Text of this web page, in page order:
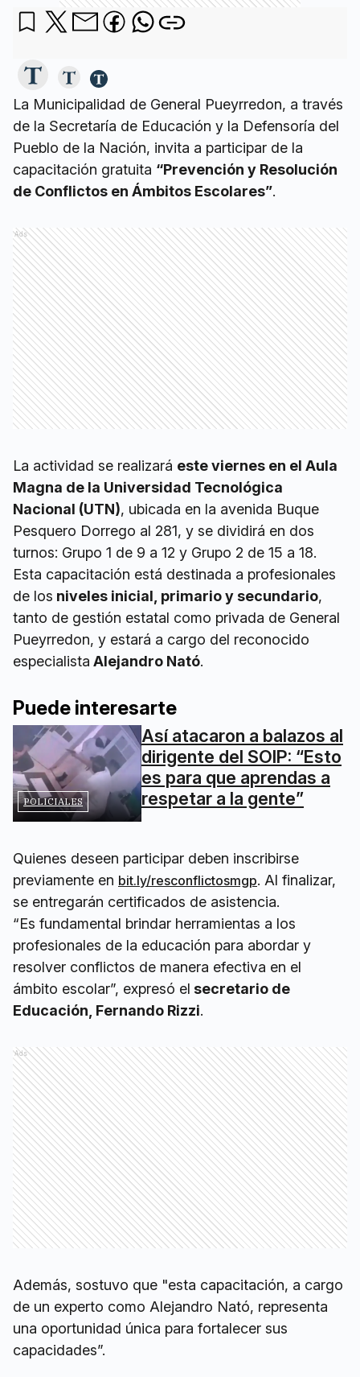
La Municipalidad de General Pueyrredon, a través
de la Secretaría de Educación y la Defensoría del
Pueblo de la Nación, invita a participar de la
capacitación gratuita “Prevención y Resolución
de Conflictos en Ámbitos Escolares”.
Ads
La actividad se realizará este viernes en el Aula
Magna de la Universidad Tecnológica
Nacional (UTN), ubicada en la avenida Buque
Pesquero Dorrego al 281, y se dividirá en dos
turnos: Grupo 1 de 9 a 12 y Grupo 2 de 15 a 18.
Esta capacitación está destinada a profesionales
de los niveles inicial, primario y secundario,
tanto de gestión estatal como privada de General
Pueyrredon, y estará a cargo del reconocido
especialista Alejandro Nató.
Puede interesarte
POLICIALES
Así atacaron a balazos al
dirigente del SOIP: “Esto
es para que aprendas a
respetar a la gente”
Quienes deseen participar deben inscribirse
previamente en bit.ly/resconflictosmgp. Al finalizar,
se entregarán certificados de asistencia.
“Es fundamental brindar herramientas a los
profesionales de la educación para abordar y
resolver conflictos de manera efectiva en el
ámbito escolar”, expresó el secretario de
Educación, Fernando Rizzi.
Ads
Además, sostuvo que "esta capacitación, a cargo
de un experto como Alejandro Nató, representa
una oportunidad única para fortalecer sus
capacidades”.